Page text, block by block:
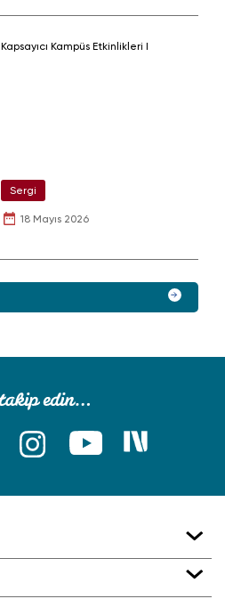
Kapsayıcı Kampüs Etkinlikleri I
Sergi
18 Mayıs 2026